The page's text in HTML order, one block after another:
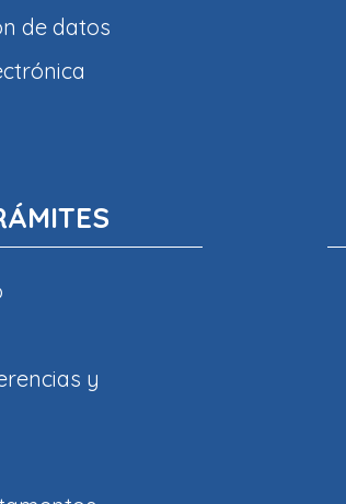
de datos
y